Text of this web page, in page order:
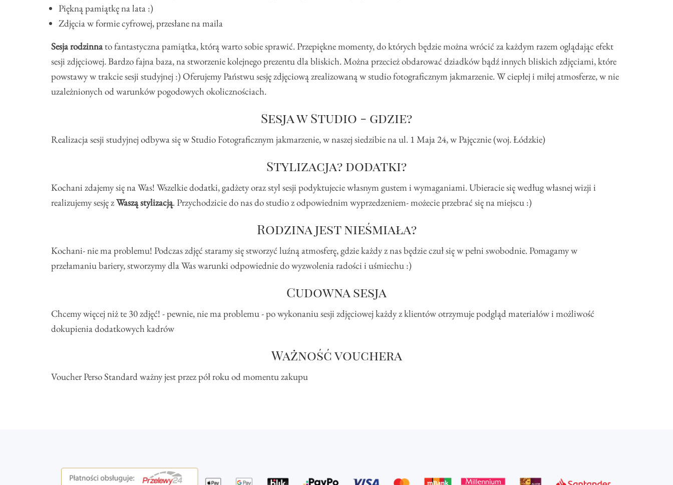
Piękną pamiątkę na lata :)
Zdjęcia w formie cyfrowej, przesłane na maila
Sesja rodzinnato fantastyczna pamiątka, którą warto sobie sprawić. Przepiękne momenty, do których będzie można wrócić za każdym razem oglądając efekt
sesji zdjęciowej. Bardzo fajna baza, na stworzenie kolejnego prezentu dla bliskich. Można przecież obdarować dziadków bądź innych bliskich zdjęciami, które
powstawy w trakcie sesji studyjnej :) Oferujemy Państwu sesję zdjęciową zrealizowaną w studio fotograficznym jakmarzenie. W ciepłej i miłej atmosferze, w nie
uzależnionych od warunków pogodowych okolicznościach.
Sesja w Studio - gdzie?
Realizacja sesji studyjnej odbywa się w Studio Fotograficznym jakmarzenie, w naszej siedzibie na ul. 1 Maja 24, w Pajęcznie (woj. Łódzkie)
Stylizacja? dodatki?
Kochani zdajemy się na Was! Wszelkie dodatki, gadżety oraz styl sesji podyktujecie własnym gustem i wymaganiami. Ubieracie się według własnej wizji i
realizujemy sesję zWaszą stylizacją. Przychodzicie do nas do studio z odpowiednim wyprzedzeniem- możecie przebrać się na miejscu :)
Rodzina jest nieśmiała?
Kochani- nie ma problemu! Podczas zdjęć staramy się stworzyć luźną atmosferę, gdzie każdy z nas będzie czuł się w pełni swobodnie. Pomagamy w
przełamaniu bariery, stworzymy dla Was warunki odpowiednie do wyzwolenia radości i uśmiechu :)
Cudowna sesja
Chcemy więcej niż te 30 zdjęć! - pewnie, nie ma problemu - po wykonaniu sesji zdjęciowej każdy z klientów otrzymuje podgląd materiałów i możliwość
dokupienia dodatkowych kadrów
Ważność vouchera
Voucher Perso Standard ważny jest przez pół roku od momentu zakupu